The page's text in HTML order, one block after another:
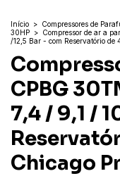
Início > Compressores de
30HP > Compressor de ar a
/12,5 Bar - com Reservatório
CPBG
7,4 / 9,1 /
Chicago